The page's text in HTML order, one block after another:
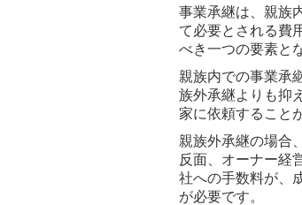
事業承継は、親族
て必要とされる費
べき一つの要素と
親族内での事業承
族外承継よりも抑
家に依頼すること
親族外承継の場合
反面、オーナー経
社への手数料が、
が必要です。